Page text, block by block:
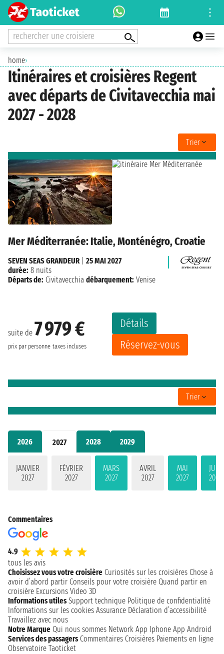
rechercher une croisiere
home›
Itinéraires et croisières Regent
avec départs de Civitavecchia mai
2027 - 2028
2026 2027 2028 2029
JANVIER
2027
FÉVRIER
2027
MARS
2027
AVRIL
2027
MAI
2027
JUIN
2027
Trier
Mer Méditerranée: Italie, Monténégro, Croatie
suite de 7 979 €
prix par personne taxes incluses
Détails
Réservez-vous
SEVEN SEAS GRANDEUR
25 MAI 2027
durée: 8 nuits
Départs de: Civitavecchia débarquement: Venise
Trier
Commentaires
4.9
tous les avis
Choisissez vous votre croisière Curiosités sur les croisières Chose à
avoir d’abord partir Conseils pour votre croisière Quand partir en
croisière Excursions Video 3D
Informations utiles Support technique Politique de confidentialité
Informations sur les cookies Assurance Déclaration d’accessibilité
Travaillez avec nous
Notre Marque Qui nous sommes Network App Iphone App Android
Services des passagers Commentaires Croisières Paiements en ligne
Observatoire Taoticket